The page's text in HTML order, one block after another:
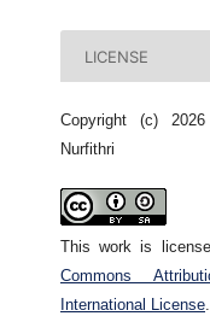
LICENSE
Copyright (c)
Nurfithri
This work is
Commons
International License.